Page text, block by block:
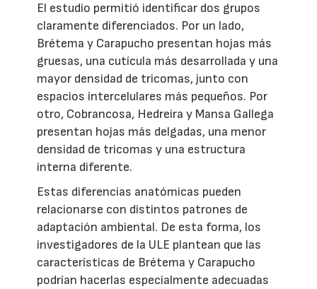
El estudio permitió identificar dos grupos
claramente diferenciados. Por un lado,
Brétema y Carapucho presentan hojas más
gruesas, una cutícula más desarrollada y una
mayor densidad de tricomas, junto con
espacios intercelulares más pequeños. Por
otro, Cobrancosa, Hedreira y Mansa Gallega
presentan hojas más delgadas, una menor
densidad de tricomas y una estructura
interna diferente.
Estas diferencias anatómicas pueden
relacionarse con distintos patrones de
adaptación ambiental. De esta forma, los
investigadores de la ULE plantean que las
características de Brétema y Carapucho
podrían hacerlas especialmente adecuadas